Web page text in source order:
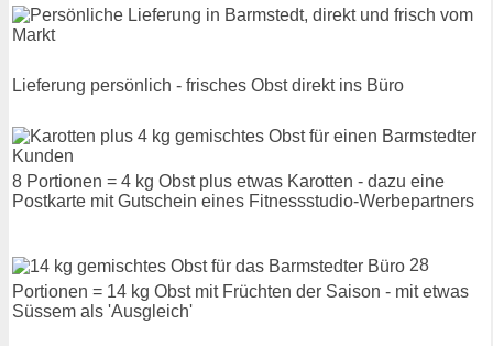
Lieferung persönlich - frisches Obst direkt ins Büro
8 Portionen = 4 kg Obst plus etwas Karotten - dazu eine
Postkarte mit Gutschein eines Fitnessstudio-Werbepartners
28
Portionen = 14 kg Obst mit Früchten der Saison - mit etwas
Süssem als 'Ausgleich'